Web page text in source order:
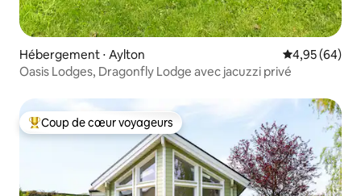
Hébergement ⋅ Aylton Évaluation
4,95 (64)
Oasis Lodges, Dragonfly Lodge avec jacuzzi privé
Coups de cœur voyageurs les plus appréciés
Coup de cœur voyageurs